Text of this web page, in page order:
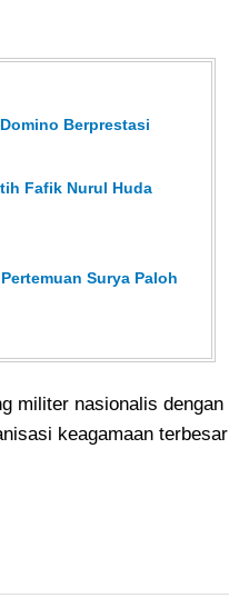
Berprestasi
Fafik Nurul Huda
Surya Paloh
militer nasionalis dengan
keagamaan terbesar